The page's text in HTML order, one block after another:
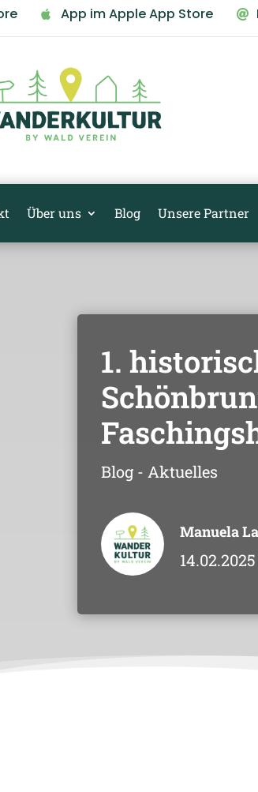
 App im Apple App Store 
Über uns Blog Unsere Partner
1.
Blog - Aktuelles
Manuela
14.02.2025